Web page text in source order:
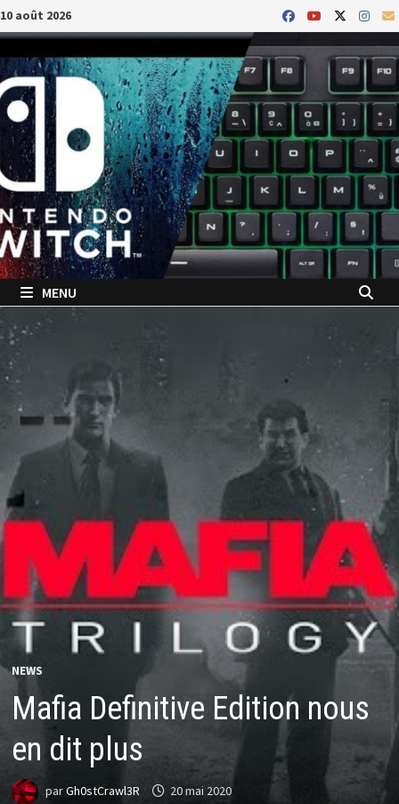
Passer
au
contenu
10 août 2026
MENU
NEWS
Mafia Definitive Edition nous
en dit plus
parGh0stCrawl3R 20 mai 2020